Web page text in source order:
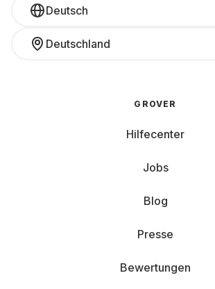
Deutsch
Deutschland
GROVER
Hilfecenter
Jobs
Blog
Presse
Bewertungen